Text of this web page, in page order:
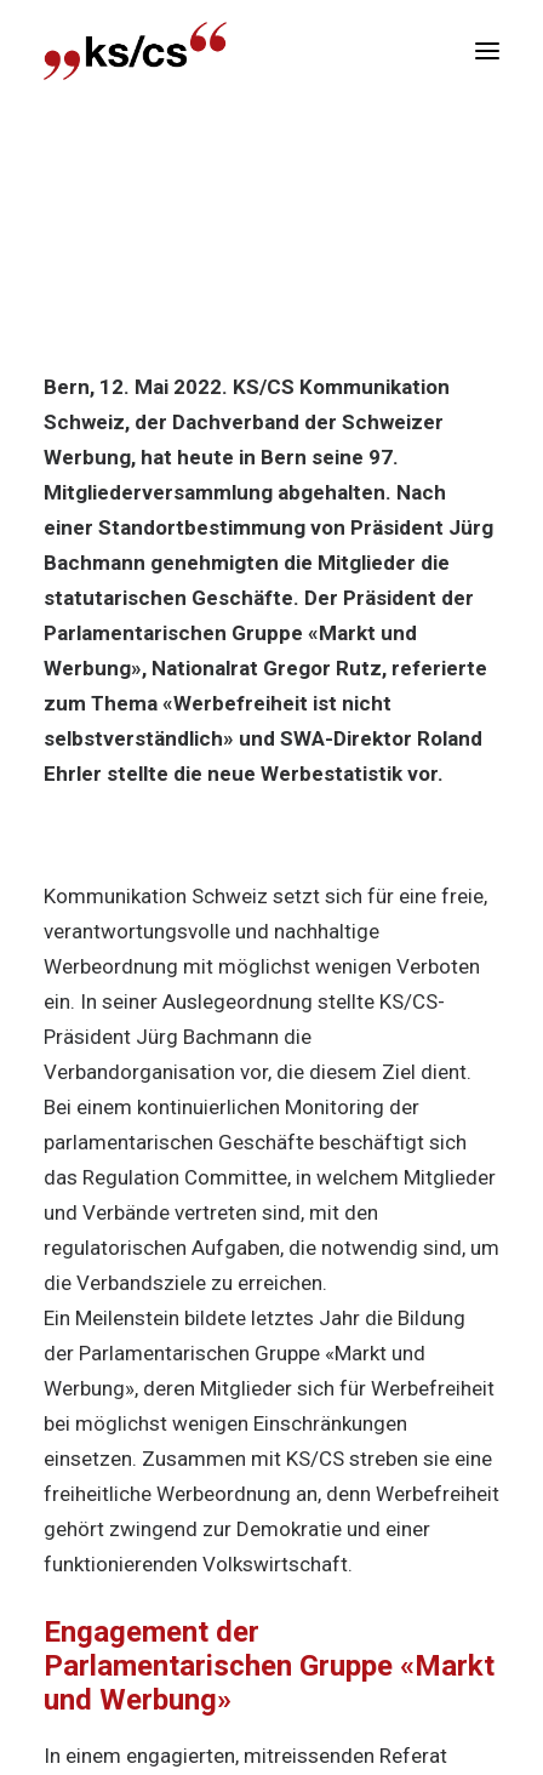
Bern, 12. Mai 2022. KS/CS Kommunikation
Schweiz, der Dachverband der Schweizer
Werbung, hat heute in Bern seine 97.
Mitgliederversammlung abgehalten. Nach
einer Standortbestimmung von Präsident Jürg
Bachmann genehmigten die Mitglieder die
statutarischen Geschäfte. Der Präsident der
Parlamentarischen Gruppe «Markt und
Werbung», Nationalrat Gregor Rutz, referierte
zum Thema «Werbefreiheit ist nicht
selbstverständlich» und SWA-Direktor Roland
Ehrler stellte die neue Werbestatistik vor.
Kommunikation Schweiz setzt sich für eine freie,
verantwortungsvolle und nachhaltige
Werbeordnung mit möglichst wenigen Verboten
ein. In seiner Auslegeordnung stellte KS/CS-
Präsident Jürg Bachmann die
Verbandorganisation vor, die diesem Ziel dient.
Bei einem kontinuierlichen Monitoring der
parlamentarischen Geschäfte beschäftigt sich
das Regulation Committee, in welchem Mitglieder
und Verbände vertreten sind, mit den
regulatorischen Aufgaben, die notwendig sind, um
die Verbandsziele zu erreichen.
Ein Meilenstein bildete letztes Jahr die Bildung
der Parlamentarischen Gruppe «Markt und
Werbung», deren Mitglieder sich für Werbefreiheit
bei möglichst wenigen Einschränkungen
einsetzen. Zusammen mit KS/CS streben sie eine
freiheitliche Werbeordnung an, denn Werbefreiheit
gehört zwingend zur Demokratie und einer
funktionierenden Volkswirtschaft.
Engagement der
Parlamentarischen Gruppe «Markt
und Werbung»
In einem engagierten, mitreissenden Referat